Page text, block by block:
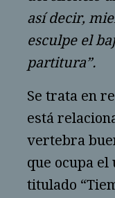
así decir,
esculpe el
partitura”.
Se trata en
está
vertebra
que ocupa
titulado